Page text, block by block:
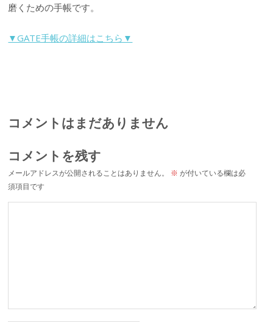
磨くための手帳です。
▼GATE手帳の詳細はこちら▼
コメントはまだありません
コメントを残す
メールアドレスが公開されることはありません。 ※ が付いている欄は必
須項目です